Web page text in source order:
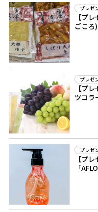
プレゼ
【プ
ごころ
プレゼ
【プ
ツコラ
プレゼ
【プ
「